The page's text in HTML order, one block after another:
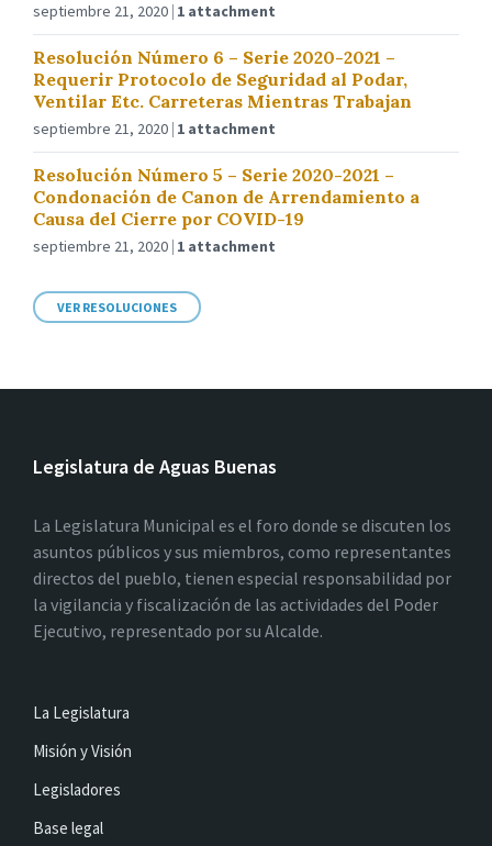
septiembre 21, 2020 1 attachment
Resolución Número 6 – Serie 2020-2021 –
Requerir Protocolo de Seguridad al Podar,
Ventilar Etc. Carreteras Mientras Trabajan
septiembre 21, 2020 1 attachment
Resolución Número 5 – Serie 2020-2021 –
Condonación de Canon de Arrendamiento a
Causa del Cierre por COVID-19
septiembre 21, 2020 1 attachment
VER RESOLUCIONES
Legislatura de Aguas Buenas
La Legislatura Municipal es el foro donde se discuten los
asuntos públicos y sus miembros, como representantes
directos del pueblo, tienen especial responsabilidad por
la vigilancia y fiscalización de las actividades del Poder
Ejecutivo, representado por su Alcalde.
La Legislatura
Misión y Visión
Legisladores
Base legal